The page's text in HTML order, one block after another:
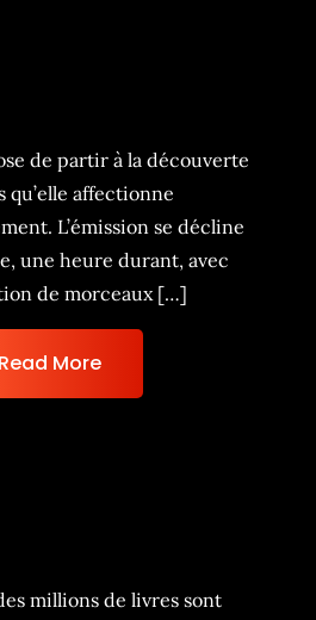
de partir à la découverte
qu’elle affectionne
L’émission se décline
une heure durant, avec
de morceaux […]
Read More
millions de livres sont